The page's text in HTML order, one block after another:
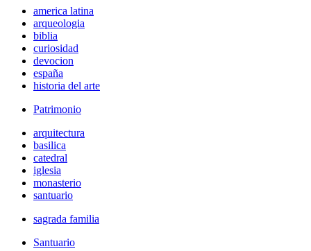
america latina
arqueologia
biblia
curiosidad
devocion
españa
historia del arte
Patrimonio
arquitectura
basilica
catedral
iglesia
monasterio
santuario
sagrada familia
Santuario